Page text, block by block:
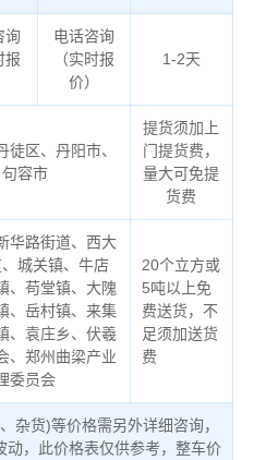
询
报
电话咨询
（实时报
价）
1-2天
徒区、丹阳市、
容市
提货须加上
门提货费，
量大可免提
货费
华路街道、西大
城关镇、牛店
、苟堂镇、大隗
、岳村镇、来集
、袁庄乡、伏羲
、郑州曲梁产业
委员会
20个立方或
5吨以上免
费送货，不
足须加送货
费
杂货)等价格需另外详细咨询，
动，此价格表仅供参考，整车价